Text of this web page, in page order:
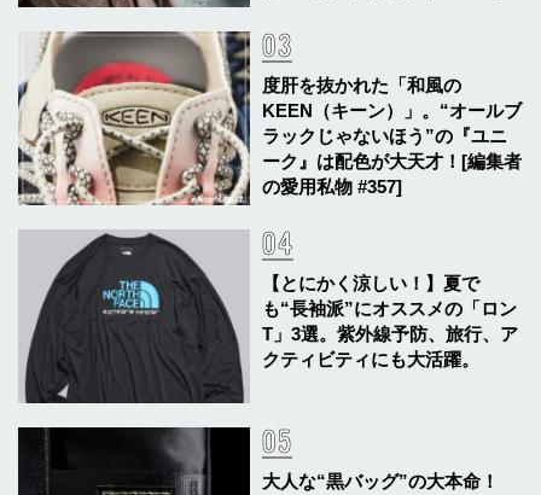
度肝を抜かれた「和風の
KEEN（キーン）」。“オールブ
ラックじゃないほう”の『ユニ
ーク』は配色が大天才！[編集者
の愛用私物 #357]
【とにかく涼しい！】夏で
も“長袖派”にオススメの「ロン
T」3選。紫外線予防、旅行、ア
クティビティにも大活躍。
大人な“黒バッグ”の大本命！